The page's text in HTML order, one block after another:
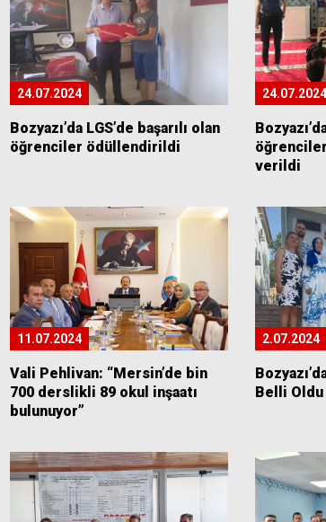
24.07.2024
Bozyazı’da LGS’de başarılı olan
öğrenciler ödüllendirildi
24.07.2024
verildi
11.07.2024
Vali Pehlivan: “Mersin’de bin
700 derslikli 89 okul inşaatı
bulunuyor”
2.07.2024
Belli Oldu